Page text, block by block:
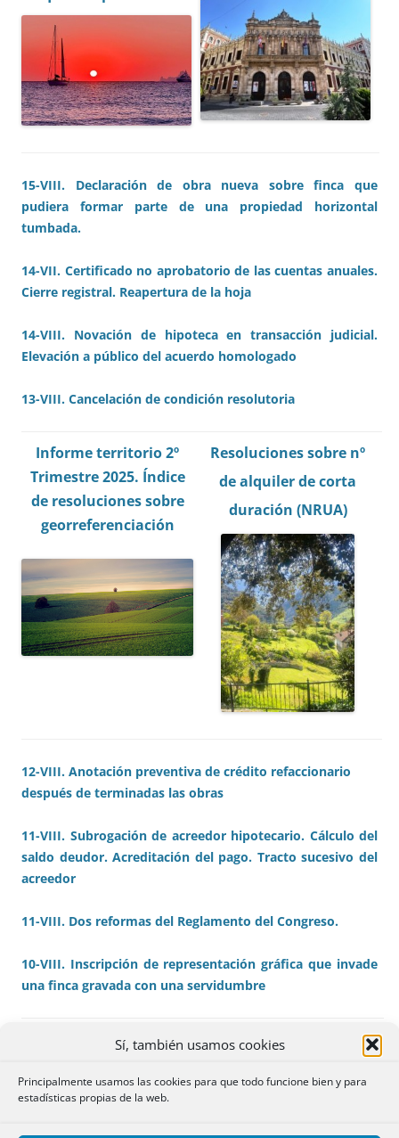
Sí, también usamos cookies
Principalmente usamos las cookies para que todo funcione bien y para
estadísticas propias de la web.
15-VIII. Declaración de obra nueva sobre finca que
pudiera formar parte de una propiedad horizontal
tumbada.
14-VII. Certificado no aprobatorio de las cuentas anuales.
Cierre registral. Reapertura de la hoja
14-VIII. Novación de hipoteca en transacción judicial.
Elevación a público del acuerdo homologado
13-VIII. Cancelación de condición resolutoria
Informe territorio 2º
Trimestre 2025. Índice
de resoluciones sobre
georreferenciación
Resoluciones sobre nº
de alquiler de corta
duración (NRUA)
12-VIII. Anotación preventiva de crédito refaccionario
después de terminadas las obras
11-VIII. Subrogación de acreedor hipotecario. Cálculo del
saldo deudor. Acreditación del pago. Tracto sucesivo del
acreedor
11-VIII. Dos reformas del Reglamento del Congreso.
10-VIII. Inscripción de representación gráfica que invade
una finca gravada con una servidumbre
La Ley de Jurisdicción
Incremento de duración